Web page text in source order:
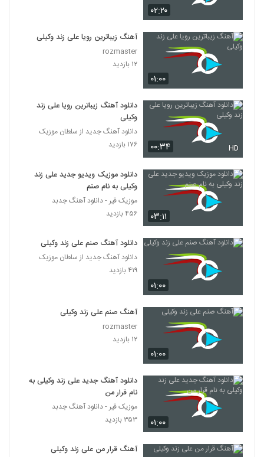
۰۲:۲۰
۰۱:۰۰
آهنگ زیباترین رویا علی زند وکیلی
rozmaster
۱۲ بازدید
۰۰:۳۴ HD
دانلود آهنگ زیباترین رویا علی زند
وکیلی
دانلود آهنگ جدید از سلطان موزیک
۱۷۶ بازدید
۰۳:۱۱
دانلود موزیک ویدیو جدید علی زند
وکیلی به نام صنم
موزیک قیر - دانلود آهنگ جدبد
۴۵۶ بازدید
۰۱:۰۰
دانلود آهنگ صنم علی زند وکیلی
دانلود آهنگ جدید از سلطان موزیک
۴۱۹ بازدید
۰۱:۰۰
آهنگ صنم علی زند وکیلی
rozmaster
۱۲ بازدید
۰۱:۰۰
دانلود آهنگ جدید علی زند وکیلی به
نام قرار من
موزیک قیر - دانلود آهنگ جدبد
۳۵۳ بازدید
آهنگ قرار من علی زند وکیلی